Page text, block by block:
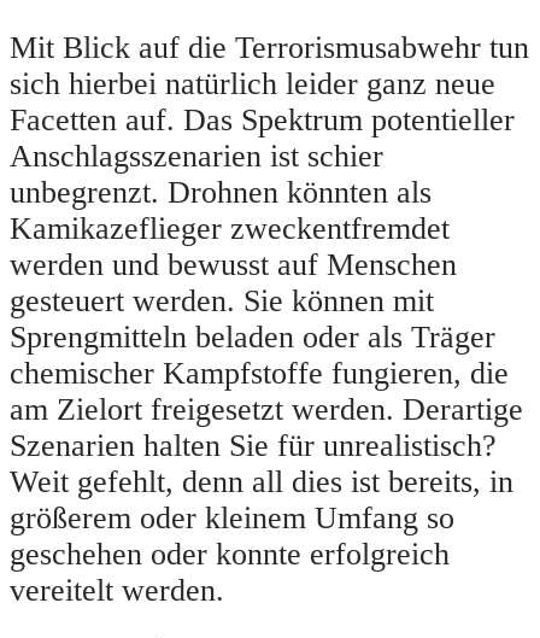
Mit Blick auf die Terrorismusabwehr tun
sich hierbei natürlich leider ganz neue
Facetten auf. Das Spektrum potentieller
Anschlagsszenarien ist schier
unbegrenzt. Drohnen könnten als
Kamikazeflieger zweckentfremdet
werden und bewusst auf Menschen
gesteuert werden. Sie können mit
Sprengmitteln beladen oder als Träger
chemischer Kampfstoffe fungieren, die
am Zielort freigesetzt werden. Derartige
Szenarien halten Sie für unrealistisch?
Weit gefehlt, denn all dies ist bereits, in
größerem oder kleinem Umfang so
geschehen oder konnte erfolgreich
vereitelt werden.